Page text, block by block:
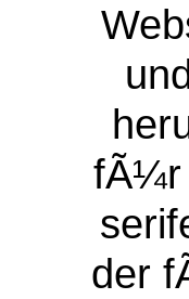
fÃ¼r
der